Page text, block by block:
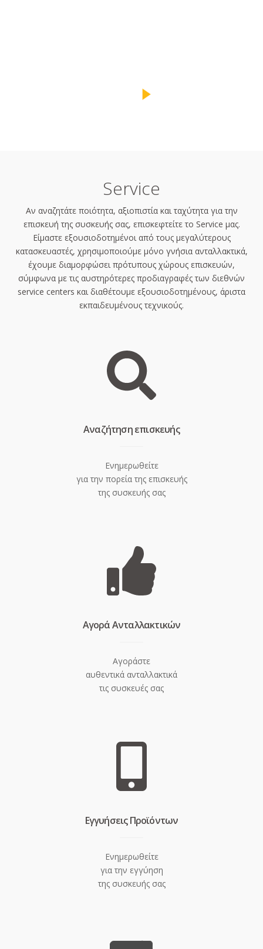
Service
Αν αναζητάτε ποιότητα, αξιοπιστία και ταχύτητα για την
επισκευή της συσκευής σας, επισκεφτείτε το Service μας.
Είμαστε εξουσιοδοτημένοι από τους μεγαλύτερους
κατασκευαστές, χρησιμοποιούμε μόνο γνήσια ανταλλακτικά,
έχουμε διαμορφώσει πρότυπους χώρους επισκευών,
σύμφωνα με τις αυστηρότερες προδιαγραφές των διεθνών
service centers και διαθέτουμε εξουσιοδοτημένους, άριστα
εκπαιδευμένους τεχνικούς.
Aναζήτηση επισκευής
Ενημερωθείτε
για την πορεία της επισκευής
της συσκευής σας
Aγορά Ανταλλακτικών
Αγοράστε
αυθεντικά ανταλλακτικά
τις συσκευές σας
Eγγυήσεις Προϊόντων
Ενημερωθείτε
για την εγγύηση
της συσκευής σας